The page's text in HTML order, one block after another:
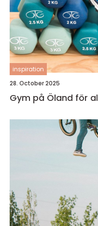
inspiration
28. October 2025
Gym på Öland för